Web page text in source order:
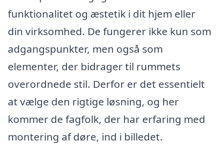
funktionalitet og æstetik i dit hjem eller
din virksomhed. De fungerer ikke kun som
adgangspunkter, men også som
elementer, der bidrager til rummets
overordnede stil. Derfor er det essentielt
at vælge den rigtige løsning, og her
kommer de fagfolk, der har erfaring med
montering af døre, ind i billedet.